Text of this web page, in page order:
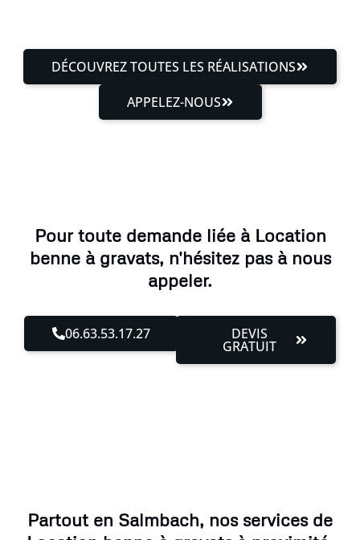
DÉCOUVREZ TOUTES LES RÉALISATIONS
APPELEZ-NOUS
Pour toute demande liée à Location
benne à gravats, n'hésitez pas à nous
appeler.
06.63.53.17.27 DEVIS
GRATUIT
Partout en Salmbach, nos services de